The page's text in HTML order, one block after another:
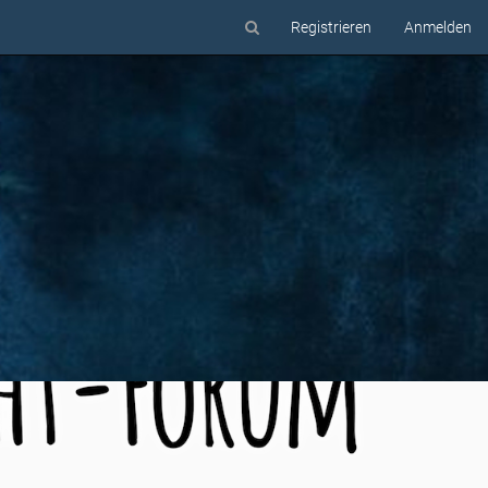
Registrieren Anmelden